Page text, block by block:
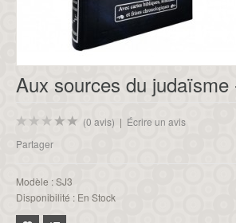
Aux sources du judaïsme
(0 avis) | Écrire un avis
Partager
Modèle :SJ3
Disponibilité : En Stock